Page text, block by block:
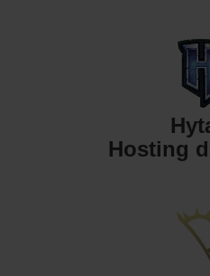
Hosting